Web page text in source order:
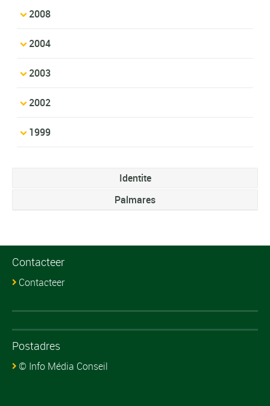
2008
2004
2003
2002
1999
Identite
Palmares
Contacteer
Contacteer
Postadres
© Info Média Conseil